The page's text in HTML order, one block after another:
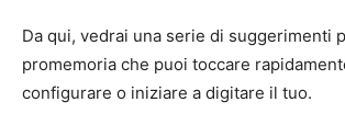
Da qui, vedrai una serie di suggerimenti
promemoria che puoi toccare
configurare o iniziare a digitare il tuo.